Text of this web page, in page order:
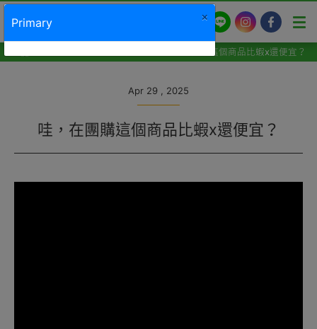
LINE InstagramFacebook
哇，在團購這個商品比蝦x還便宜？
Apr 29 , 2025
哇，在團購這個商品比蝦x還便宜？
×